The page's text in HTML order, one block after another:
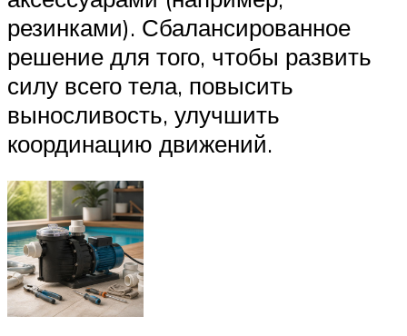
резинками). Сбалансированное
решение для того, чтобы развить
силу всего тела, повысить
выносливость, улучшить
координацию движений.